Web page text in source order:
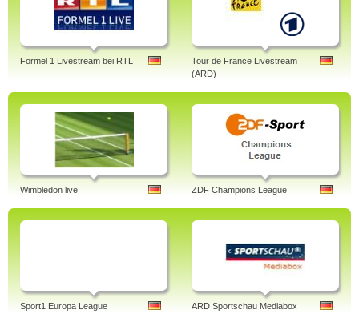
Formel 1 Livestream bei RTL
Tour de France Livestream
(ARD)
Wimbledon live ZDF Champions League
Sport1 Europa League ARD Sportschau Mediabox